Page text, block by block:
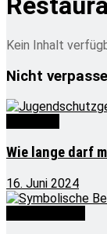
Kein Inhalt
Nicht
Wie lange darf
16. Juni 2024